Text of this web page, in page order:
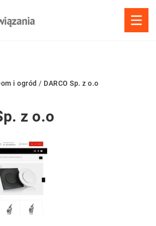
i ogród / DARCO Sp. z o.o
z o.o